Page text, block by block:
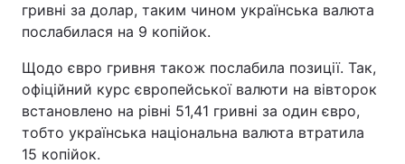
гривні за долар, таким чином українська валюта
послабилася на 9 копійок.
Щодо євро гривня також послабила позиції. Так,
офіційний курс європейської валюти на вівторок
встановлено на рівні 51,41 гривні за один євро,
тобто українська національна валюта втратила
15 копійок.